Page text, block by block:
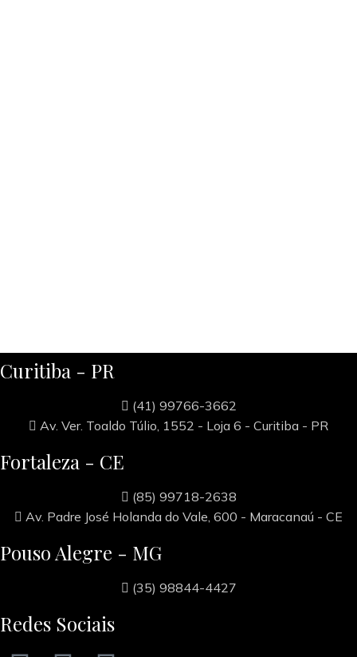
Curitiba - PR
(41) 99766-3662
Av. Ver. Toaldo Túlio, 1552 - Loja 6 - Curitiba - PR
Fortaleza - CE
(85) 99718-2638
Av. Padre José Holanda do Vale, 600 - Maracanaú - CE
Pouso Alegre - MG
(35) 98844-4427
Redes Sociais